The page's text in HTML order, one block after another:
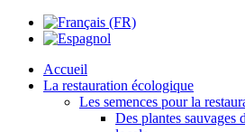
Accueil
La restauration écologique
Les semences pour la
Des plantes sauvages